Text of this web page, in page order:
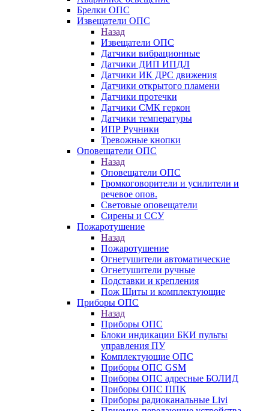
Брелки ОПС
Извещатели ОПС
Назад
Извещатели ОПС
Датчики вибрационные
Датчики ДИП ИПДЛ
Датчики ИК ДРС движения
Датчики открытого пламени
Датчики протечки
Датчики СМК геркон
Датчики температуры
ИПР Ручники
Тревожные кнопки
Оповещатели ОПС
Назад
Оповещатели ОПС
Громкоговорители и усилители и
речевое опов.
Световые оповещатели
Сирены и ССУ
Пожаротушение
Назад
Пожаротушение
Огнетушители автоматические
Огнетушители ручные
Подставки и крепления
Пож Щиты и комплектующие
Приборы ОПС
Назад
Приборы ОПС
Блоки индикации БКИ пульты
управления ПУ
Комплектующие ОПС
Приборы ОПС GSM
Приборы ОПС адресные БОЛИД
Приборы ОПС ППК
Приборы радиоканальные Livi